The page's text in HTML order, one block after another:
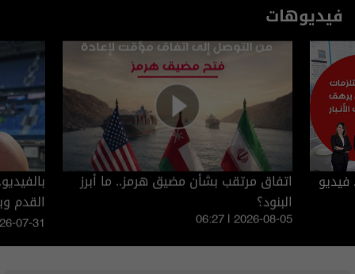
فيديوهات
اتفاق مرتقب بشأن مضيق هرمز.. ما أبرز
البنود؟
06:27 | 2026-08-05
القدم
07-31